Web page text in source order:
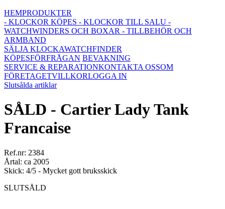
HEMPRODUKTER
- KLOCKOR KÖPES - KLOCKOR TILL SALU -
WATCHWINDERS OCH BOXAR - TILLBEHÖR OCH
ARMBAND
SÄLJA KLOCKAWATCHFINDER
KÖPESFÖRFRÅGAN BEVAKNING
SERVICE & REPARATIONKONTAKTA OSSOM
FÖRETAGETVILLKORLOGGA IN
Slutsålda artiklar
SÅLD - Cartier Lady Tank
Francaise
Ref.nr: 2384
Årtal: ca 2005
Skick: 4/5 - Mycket gott bruksskick
SLUTSÅLD